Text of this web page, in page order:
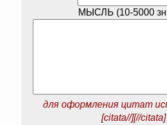
МЫСЛЬ (10-5000
для оформления цитат
[citata//][//citata]